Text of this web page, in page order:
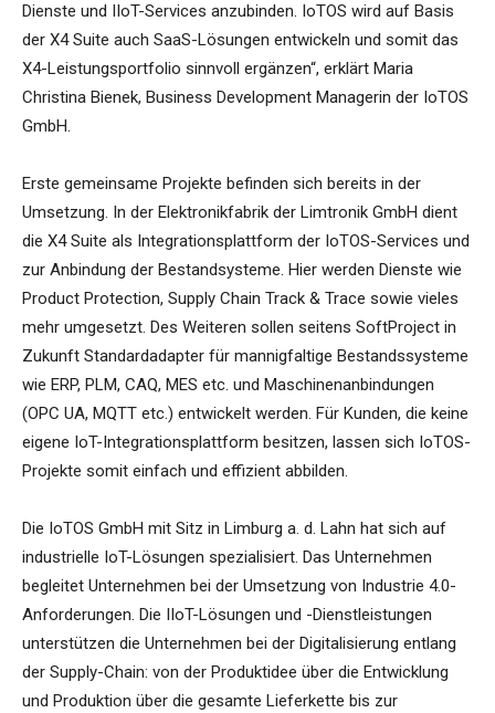
Dienste und IIoT-Services anzubinden. IoTOS wird auf Basis
der X4 Suite auch SaaS-Lösungen entwickeln und somit das
X4-Leistungsportfolio sinnvoll ergänzen“, erklärt Maria
Christina Bienek, Business Development Managerin der IoTOS
GmbH.
Erste gemeinsame Projekte befinden sich bereits in der
Umsetzung. In der Elektronikfabrik der Limtronik GmbH dient
die X4 Suite als Integrationsplattform der IoTOS-Services und
zur Anbindung der Bestandsysteme. Hier werden Dienste wie
Product Protection, Supply Chain Track & Trace sowie vieles
mehr umgesetzt. Des Weiteren sollen seitens SoftProject in
Zukunft Standardadapter für mannigfaltige Bestandssysteme
wie ERP, PLM, CAQ, MES etc. und Maschinenanbindungen
(OPC UA, MQTT etc.) entwickelt werden. Für Kunden, die keine
eigene IoT-Integrationsplattform besitzen, lassen sich IoTOS-
Projekte somit einfach und effizient abbilden.
Die IoTOS GmbH mit Sitz in Limburg a. d. Lahn hat sich auf
industrielle IoT-Lösungen spezialisiert. Das Unternehmen
begleitet Unternehmen bei der Umsetzung von Industrie 4.0-
Anforderungen. Die IIoT-Lösungen und -Dienstleistungen
unterstützen die Unternehmen bei der Digitalisierung entlang
der Supply-Chain: von der Produktidee über die Entwicklung
und Produktion über die gesamte Lieferkette bis zur